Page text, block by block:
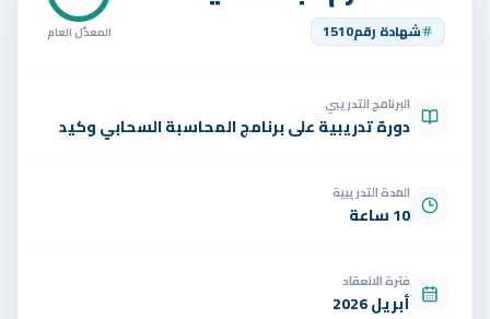
الوظائف
شهادة رقم1510 المعدّل العام
البرنامج التدريبي
دورة تدريبية على برنامج المحاسبة السحابي وكيد
المدة التدريبية
10 ساعة
فترة الانعقاد
أبريل 2026